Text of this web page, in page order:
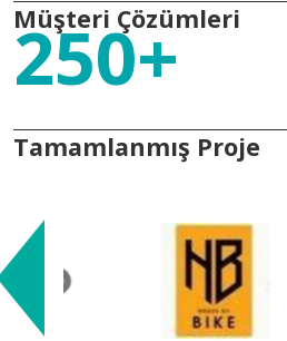
Müşteri Çözümleri
250+
Tamamlanmış Proje